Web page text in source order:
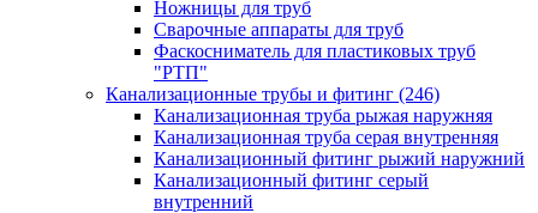
Ножницы для труб
Сварочные аппараты для труб
Фаскосниматель для пластиковых труб
"РТП"
Канализационные трубы и фитинг (246)
Канализационная труба рыжая наружняя
Канализационная труба серая внутренняя
Канализационный фитинг рыжий наружний
Канализационный фитинг серый
внутренний